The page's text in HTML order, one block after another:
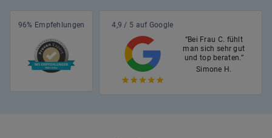
96% Empfehlungen
4,9 / 5 auf Google
“Bei Frau C. fühlt
man sich sehr gut
und top beraten.”
Simone H.